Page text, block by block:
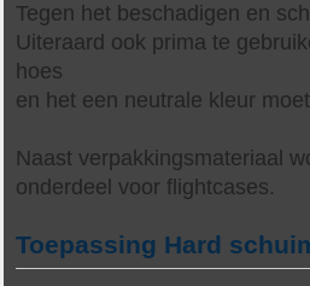
Tegen het beschadigen en
Uiteraard ook prima te
hoes
en het een neutrale kleur
Naast verpakkingsmateriaal
onderdeel voor flightcases.
Toepassing Hard